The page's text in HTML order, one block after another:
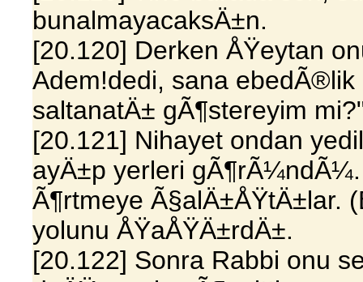
bunalmayacaksÄ±n.
[20.120] Derken ÅŸeytan
Adem!dedi, sana
saltanatÄ± gÃ¶stereyim
[20.121] Nihayet ondan
ayÄ±p yerleri
Ã¶rtmeye Ã§alÄ±ÅŸtÄ±lar.
yolunu ÅŸaÅŸÄ±rdÄ±.
[20.122] Sonra Rabbi onu